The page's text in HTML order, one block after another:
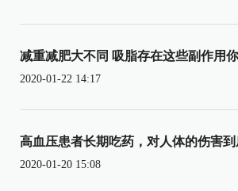
减重减肥大不同 吸脂存在这些副作用
2020-01-22 14:17
高血压患者长期吃药，对人体的伤害
2020-01-20 15:08